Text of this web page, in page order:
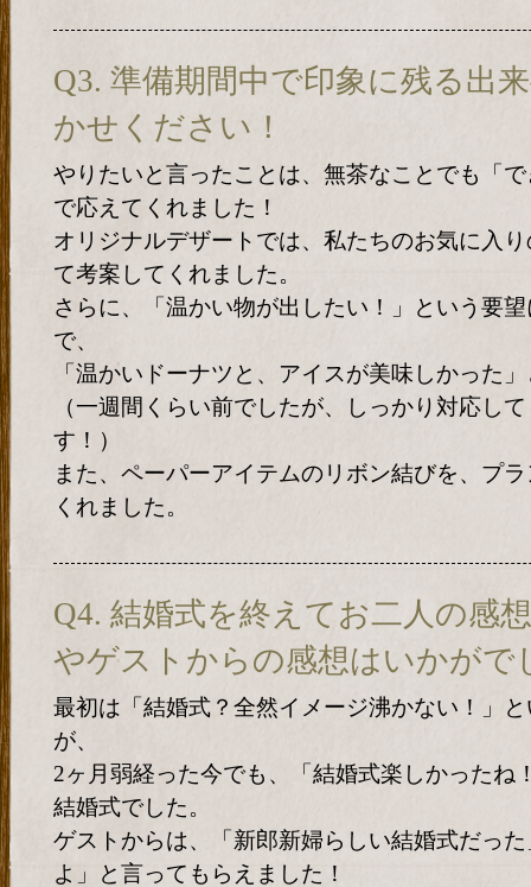
Q3. 準備期間中で印象に残る出
かせください！
やりたいと言ったことは、無茶なことでも「
で応えてくれました！
オリジナルデザートでは、私たちのお気に入
て考案してくれました。
さらに、「温かい物が出したい！」という要
で、
「温かいドーナツと、アイスが美味しかった
（一週間くらい前でしたが、しっかり対応し
す！）
また、ペーパーアイテムのリボン結びを、プ
くれました。
Q4. 結婚式を終えてお二人の感
やゲストからの感想はいかがで
最初は「結婚式？全然イメージ沸かない！」
が、
2ヶ月弱経った今でも、「結婚式楽しかったね
結婚式でした。
ゲストからは、「新郎新婦らしい結婚式だっ
よ」と言ってもらえました！